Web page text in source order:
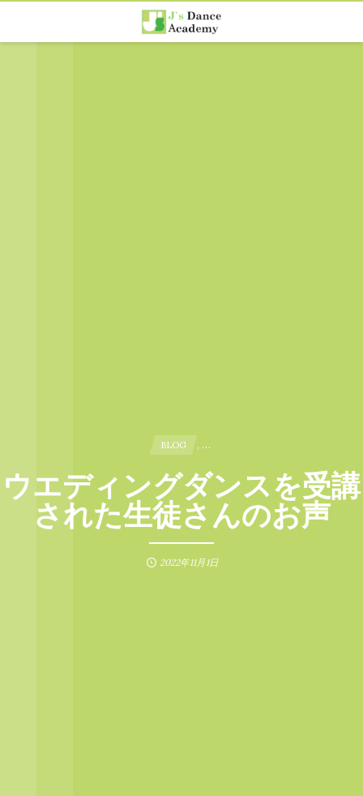
BLOG , …
ウエディングダンスを受講
された生徒さんのお声
2022年11月1日